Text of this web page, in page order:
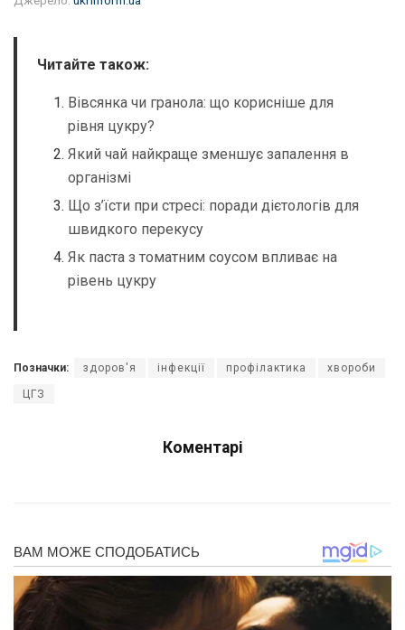
Читайте також:
Вівсянка чи гранола: що корисніше для
рівня цукру?
Який чай найкраще зменшує запалення в
організмі
Що з’їсти при стресі: поради дієтологів для
швидкого перекусу
Як паста з томатним соусом впливає на
рівень цукру
Позначки: здоров'я інфекції профілактика хвороби
ЦГЗ
Коментарі